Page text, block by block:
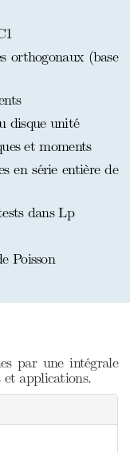
orthogonaux (base
disque unité
et moments
en série entière de
dans Lp
Poisson
par une intégrale
applications.